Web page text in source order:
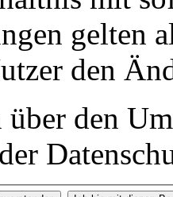
gelten
den
den